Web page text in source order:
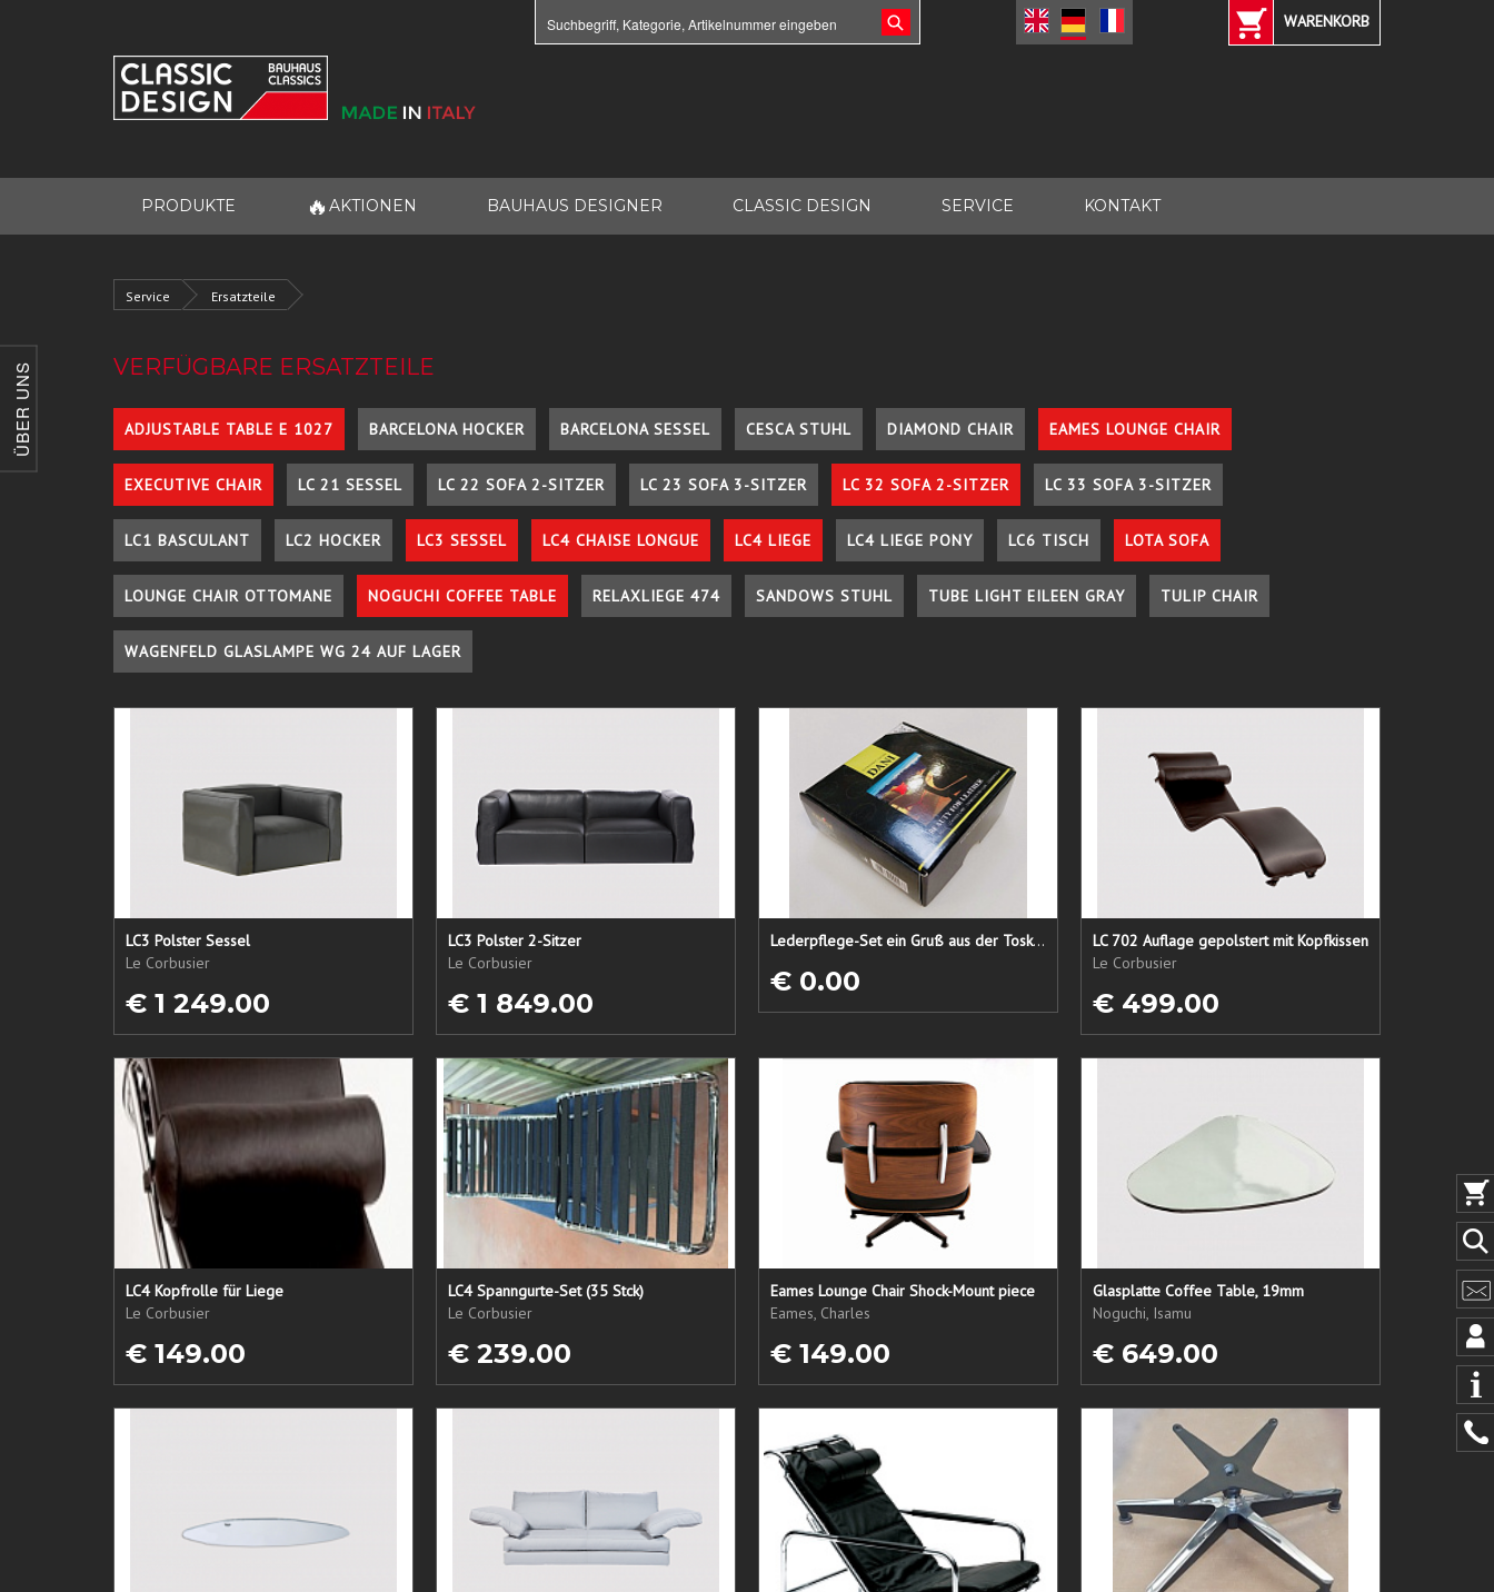
ÜBER UNS
WARENKORB
PRODUKTE 🔥 AKTIONEN BAUHAUS DESIGNER CLASSIC DESIGN SERVICE KONTAKT
Service Ersatzteile
VERFÜGBARE ERSATZTEILE
ADJUSTABLE TABLE E 1027 BARCELONA HOCKER BARCELONA SESSEL CESCA STUHL DIAMOND CHAIR EAMES LOUNGE CHAIR
EXECUTIVE CHAIR LC 21 SESSEL LC 22 SOFA 2-SITZER LC 23 SOFA 3-SITZER LC 32 SOFA 2-SITZER LC 33 SOFA 3-SITZER
LC1 BASCULANT LC2 HOCKER LC3 SESSEL LC4 CHAISE LONGUE LC4 LIEGE LC4 LIEGE PONY LC6 TISCH LOTA SOFA
LOUNGE CHAIR OTTOMANE NOGUCHI COFFEE TABLE RELAXLIEGE 474 SANDOWS STUHL TUBE LIGHT EILEEN GRAY TULIP CHAIR
WAGENFELD GLASLAMPE WG 24 AUF LAGER
LC3 Polster Sessel
Le Corbusier
€ 1 249.00
LC3 Polster 2-Sitzer
Le Corbusier
€ 1 849.00
Lederpflege-Set ein Gruß aus der Toskana...
€ 0.00
LC 702 Auflage gepolstert mit Kopfkissen
Le Corbusier
€ 499.00
LC4 Kopfrolle für Liege
Le Corbusier
€ 149.00
LC4 Spanngurte-Set (35 Stck)
Le Corbusier
€ 239.00
Eames Lounge Chair Shock-Mount piece
Eames, Charles
€ 149.00
Glasplatte Coffee Table, 19mm
Noguchi, Isamu
€ 649.00